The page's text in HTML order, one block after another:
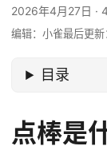
2026年4月27日 ·
编辑：小雀最后更
目录
点棒是